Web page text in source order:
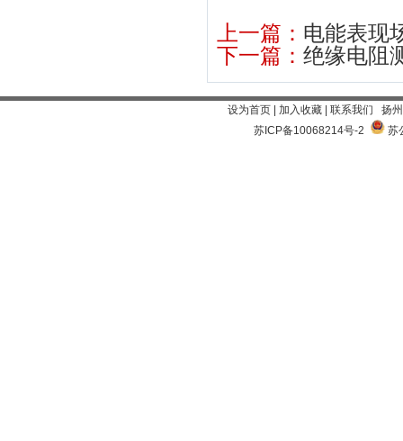
上一篇： 电能表现
下一篇： 绝缘电阻
设为首页 加入收藏 联系我们 扬
苏ICP备10068214号-2
苏